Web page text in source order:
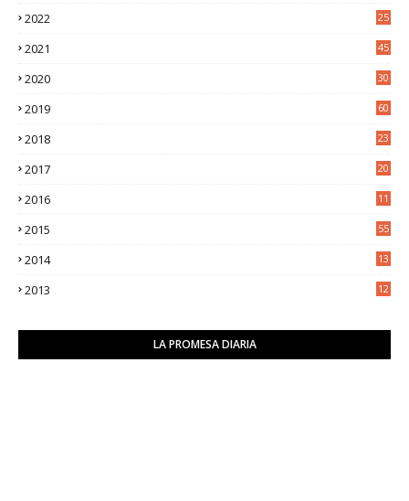
2022
25
2021
45
2020
30
2019 60
2018
23
2017
20
2016
11
2015 55
2014
13
2013
12
LA PROMESA DIARIA